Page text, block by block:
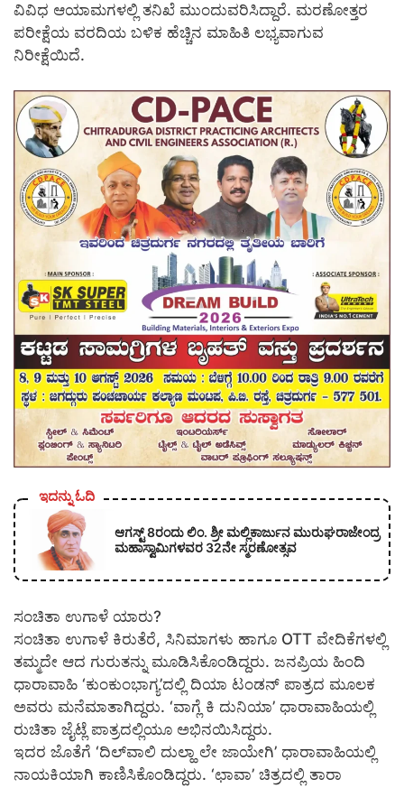
ವಿವಿಧ ಆಯಾಮಗಳಲ್ಲಿ ತನಿಖೆ ಮುಂದುವರಿಸಿದ್ದಾರೆ. ಮರಣೋತ್ತರ
ಪರೀಕ್ಷೆಯ ವರದಿಯ ಬಳಿಕ ಹೆಚ್ಚಿನ ಮಾಹಿತಿ ಲಭ್ಯವಾಗುವ
ನಿರೀಕ್ಷೆಯಿದೆ.
ಇದನ್ನು ಓದಿ
ಆಗಸ್ಟ್ 8ರಂದು ಲಿಂ. ಶ್ರೀ ಮಲ್ಲಿಕಾರ್ಜುನ ಮುರುಘರಾಜೇಂದ್ರ
ಮಹಾಸ್ವಾಮಿಗಳವರ 32ನೇ ಸ್ಮರಣೋತ್ಸವ
ಸಂಚಿತಾ ಉಗಾಳೆ ಯಾರು?
ಸಂಚಿತಾ ಉಗಾಳೆ ಕಿರುತೆರೆ, ಸಿನಿಮಾಗಳು ಹಾಗೂ OTT ವೇದಿಕೆಗಳಲ್ಲಿ
ತಮ್ಮದೇ ಆದ ಗುರುತನ್ನು ಮೂಡಿಸಿಕೊಂಡಿದ್ದರು. ಜನಪ್ರಿಯ ಹಿಂದಿ
ಧಾರಾವಾಹಿ ‘ಕುಂಕುಂಭಾಗ್ಯ’ದಲ್ಲಿ ದಿಯಾ ಟಂಡನ್ ಪಾತ್ರದ ಮೂಲಕ
ಅವರು ಮನೆಮಾತಾಗಿದ್ದರು. ‘ವಾಗ್ಲೆ ಕಿ ದುನಿಯಾ’ ಧಾರಾವಾಹಿಯಲ್ಲಿ
ರುಚಿತಾ ಜೈಟ್ಲೆ ಪಾತ್ರದಲ್ಲಿಯೂ ಅಭಿನಯಿಸಿದ್ದರು.
ಇದರ ಜೊತೆಗೆ ‘ದಿಲ್‌ವಾಲಿ ದುಲ್ಹಾ ಲೇ ಜಾಯೇಗಿ’ ಧಾರಾವಾಹಿಯಲ್ಲಿ
ನಾಯಕಿಯಾಗಿ ಕಾಣಿಸಿಕೊಂಡಿದ್ದರು. ‘ಛಾವಾ’ ಚಿತ್ರದಲ್ಲಿ ತಾರಾ